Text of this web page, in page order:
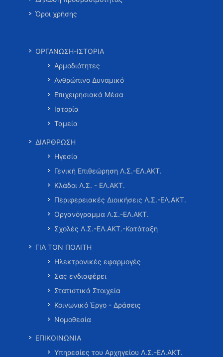
Όροι χρήσης
ΟΡΓΑΝΩΣΗ-ΙΣΤΟΡΙΑ
Αρμοδιότητες
Ανθρώπινο Δυναμικό
Επιχειρησιακά Μέσα
Ιστορία
Ταμεία
ΔΙΑΡΘΡΩΣΗ
Ηγεσία
Γενική Επιθεώρηση Λ.Σ.-ΕΛ.ΑΚΤ.
Κλάδοι Λ.Σ. - ΕΛ.ΑΚΤ.
Περιφερειακές Διοικήσεις Λ.Σ.-ΕΛ.ΑΚΤ.
Οργανόγραμμα Λ.Σ.-ΕΛ.ΑΚΤ.
Σχολές Λ.Σ.-ΕΛ.ΑΚΤ.-Κατάταξη
ΓΙΑ ΤΟΝ ΠΟΛΙΤΗ
Ηλεκτρονικές εφαρμογές
Σας ενδιαφέρει
Στατιστικά Στοιχεία
Κοινωνικό Έργο - Δράσεις
Νομοθεσία
ΕΠΙΚΟΙΝΩΝΙΑ
Υπηρεσίες του Αρχηγείου Λ.Σ.-ΕΛ.ΑΚΤ.